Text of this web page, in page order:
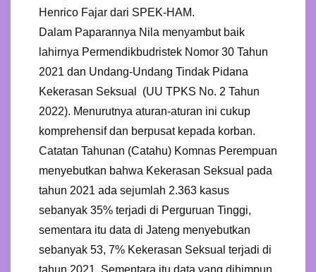
Henrico Fajar dari SPEK-HAM.
Dalam Paparannya Nila menyambut baik
lahirnya Permendikbudristek Nomor 30 Tahun
2021 dan Undang-Undang Tindak Pidana
Kekerasan Seksual (UU TPKS No. 2 Tahun
2022). Menurutnya aturan-aturan ini cukup
komprehensif dan berpusat kepada korban.
Catatan Tahunan (Catahu) Komnas Perempuan
menyebutkan bahwa Kekerasan Seksual pada
tahun 2021 ada sejumlah 2.363 kasus
sebanyak 35% terjadi di Perguruan Tinggi,
sementara itu data di Jateng menyebutkan
sebanyak 53, 7% Kekerasan Seksual terjadi di